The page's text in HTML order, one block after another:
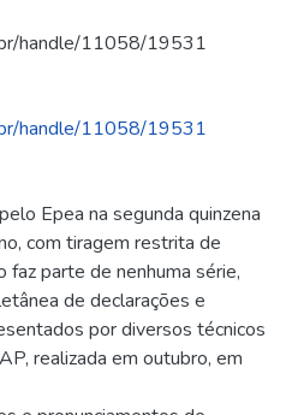
handle/11058/19531
handle/11058/19531
Epea na segunda quinzena
com tiragem restrita de
parte de nenhuma série,
de declarações e
por diversos técnicos
realizada em outubro, em